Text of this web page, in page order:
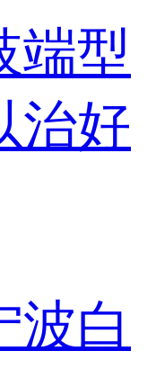
端型
治好
波白